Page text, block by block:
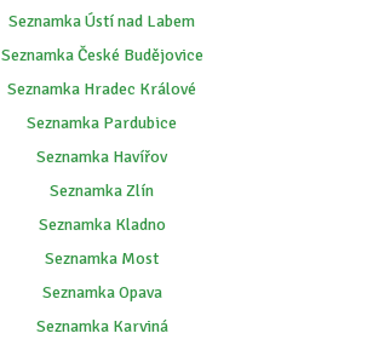
Seznamka Ústí nad Labem
Seznamka České Budějovice
Seznamka Hradec Králové
Seznamka Pardubice
Seznamka Havířov
Seznamka Zlín
Seznamka Kladno
Seznamka Most
Seznamka Opava
Seznamka Karviná